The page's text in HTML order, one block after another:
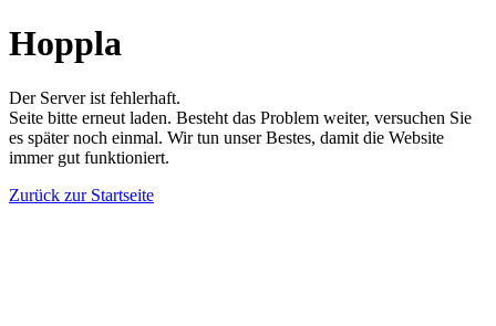
Hoppla
Der Server ist fehlerhaft.
Seite bitte erneut laden. Besteht das Problem weiter, versuchen Sie
es später noch einmal. Wir tun unser Bestes, damit die Website
immer gut funktioniert.
Zurück zur Startseite